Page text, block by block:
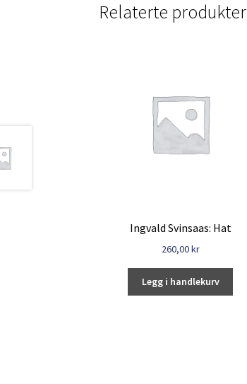
Relaterte produkter
Ingvald Svinsaas: Hat
260,00kr
Legg i handlekurv